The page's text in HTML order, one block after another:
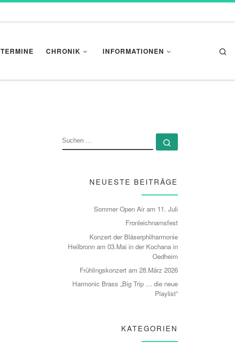
TERMINE CHRONIK INFORMATIONEN
SUCHE
NEUESTE BEITRÄGE
Sommer Open Air am 11. Juli
Fronleichnamsfest
Konzert der Bläserphilharmonie
Heilbronn am 03.Mai in der Kochana in
Oedheim
Frühlingskonzert am 28.März 2026
Harmonic Brass „Big Trip … die neue
Playlist“
KATEGORIEN